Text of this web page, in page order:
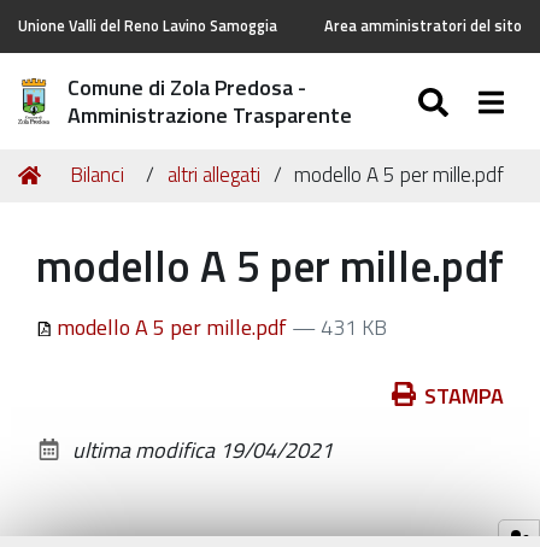
Unione Valli del Reno Lavino Samoggia Area amministratori del sito
Comune di Zola Predosa -
Amministrazione Trasparente
Tu
Home
Bilanci altri allegati modello A 5 per mille.pdf
modello A 5 per mille.pdf
modello A 5 per mille.pdf— 431 KB
documento
STAMPA
ultima modifica 19/04/2021